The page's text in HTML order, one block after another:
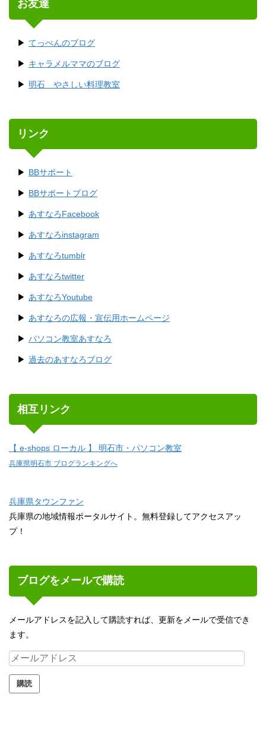
お友達
てっぺんのブログ
キャラメルママのブログ
明石 やさしい料理教室
リンク
BBサポート
BBサポートブログ
あすなろFacebook
あすなろinstagram
あすなろtumblr
あすなろtwitter
あすなろYoutube
あすなろの広報・宣伝用ホームページ
パソコン教室あすなろ
過去のあすなろブログ
相互リンク
【 e-shops ローカル 】 明石市・パソコン教室
兵庫県明石市 ブログランキングへ
兵庫県タウンファン
兵庫県の地域情報ポータルサイト。無料登録してアクセスアッ
プ！
ブログをメールで購読
メールアドレスを記入して購読すれば、更新をメールで受信でき
ます。
メ
ー
ル